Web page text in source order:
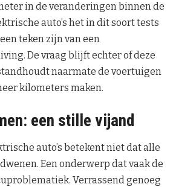
in de veranderingen binnen de
auto’s het in dit soort tests
teken zijn van een
De vraag blijft echter of deze
naarmate de voertuigen
kilometers maken.
een stille vijand
auto’s betekent niet dat alle
Een onderwerp dat vaak de
Verrassend genoeg